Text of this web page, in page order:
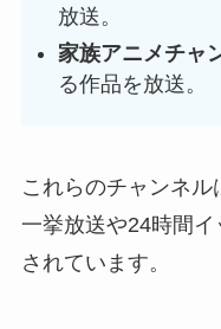
放送。
家族アニメチャ
る作品を放送。
これらのチャンネル
一挙放送や24時間
されています。